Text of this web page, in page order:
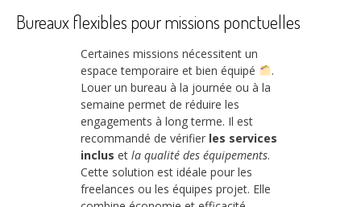
Bureaux flexibles pour missions ponctuelles
Certaines missions nécessitent un
espace temporaire et bien équipé
.
Louer un bureau à la journée ou à la
semaine permet de réduire les
engagements à long terme. Il est
recommandé de vérifier les services
inclus et la qualité des équipements.
Cette solution est idéale pour les
freelances ou les équipes projet. Elle